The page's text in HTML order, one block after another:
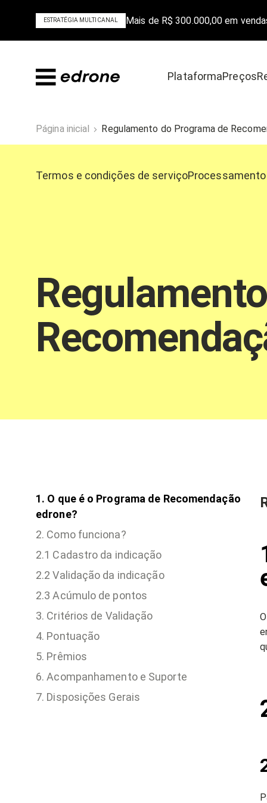
ESTRATÉGIA MULTICANAL Mais de R$ 300.000,00 em
PlataformaPreços
Treinamento
Página inicial Regulamento do Programa de
Termos e condições de serviço
1. O que é o Programa de Recomendação
edrone?
2. Como funciona?
2.1 Cadastro da indicação
2.2 Validação da indicação
2.3 Acúmulo de pontos
3. Critérios de Validação
4. Pontuação
5. Prêmios
6. Acompanhamento e Suporte
7. Disposições Gerais